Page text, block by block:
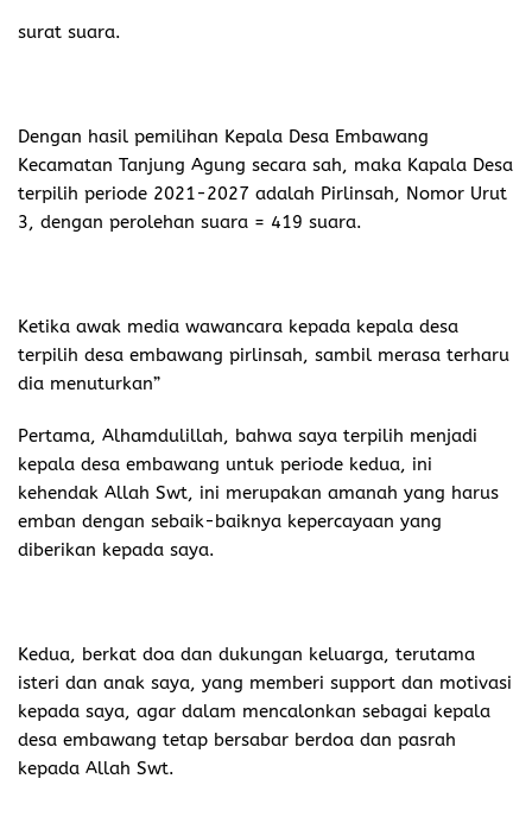
surat suara.
Dengan hasil pemilihan Kepala Desa Embawang
Kecamatan Tanjung Agung secara sah, maka Kapala Desa
terpilih periode 2021-2027 adalah Pirlinsah, Nomor Urut
3, dengan perolehan suara = 419 suara.
Ketika awak media wawancara kepada kepala desa
terpilih desa embawang pirlinsah, sambil merasa terharu
dia menuturkan”
Pertama, Alhamdulillah, bahwa saya terpilih menjadi
kepala desa embawang untuk periode kedua, ini
kehendak Allah Swt, ini merupakan amanah yang harus
emban dengan sebaik-baiknya kepercayaan yang
diberikan kepada saya.
Kedua, berkat doa dan dukungan keluarga, terutama
isteri dan anak saya, yang memberi support dan motivasi
kepada saya, agar dalam mencalonkan sebagai kepala
desa embawang tetap bersabar berdoa dan pasrah
kepada Allah Swt.